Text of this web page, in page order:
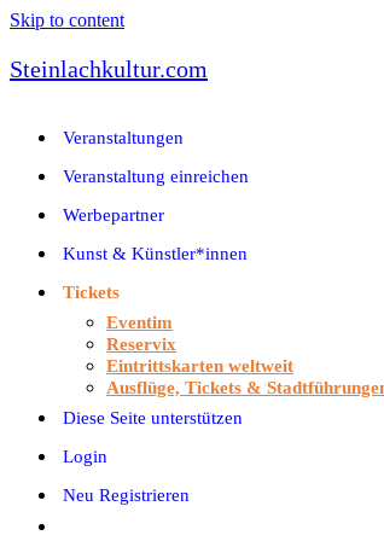
Skip to content
Steinlachkultur.com
Veranstaltungen
Veranstaltung einreichen
Werbepartner
Kunst & Künstler*innen
Tickets
Eventim
Reservix
Eintrittskarten weltweit
Ausflüge, Tickets &
Diese Seite unterstützen
Login
Neu Registrieren